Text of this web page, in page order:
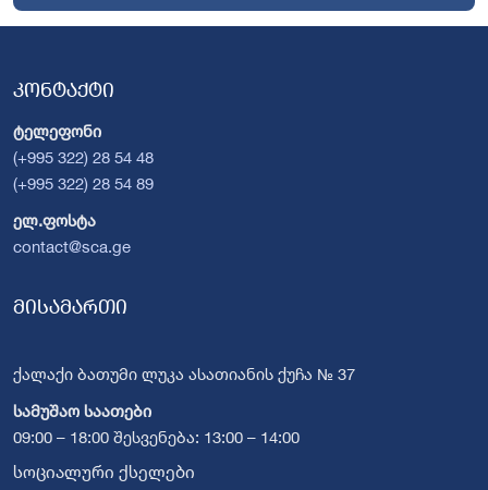
კონტაქტი
ტელეფონი
(+995 322) 28 54 48
(+995 322) 28 54 89
ელ.ფოსტა
contact@sca.ge
მისამართი
ქალაქი ბათუმი ლუკა ასათიანის ქუჩა № 37
სამუშაო საათები
09:00 – 18:00 შესვენება: 13:00 – 14:00
სოციალური ქსელები